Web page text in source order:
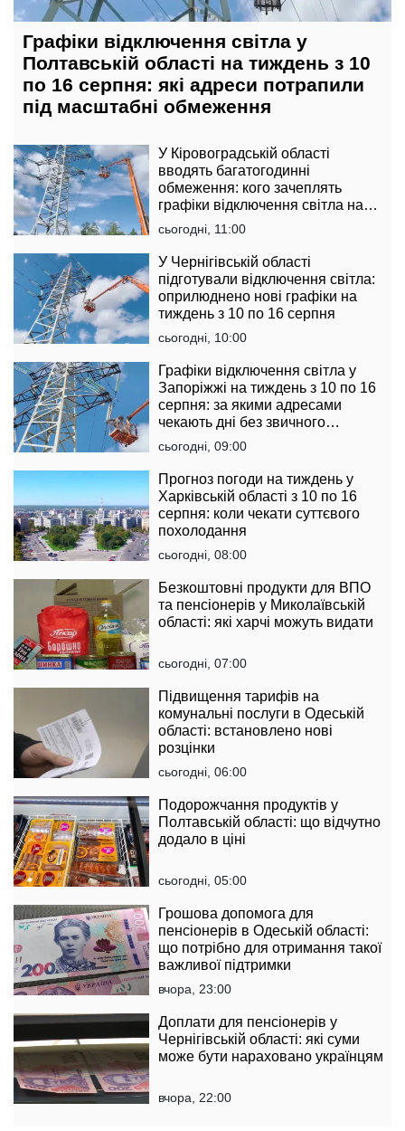
Графіки відключення світла у
Полтавській області на тиждень з 10
по 16 серпня: які адреси потрапили
під масштабні обмеження
У Кіровоградській області
вводять багатогодинні
обмеження: кого зачеплять
графіки відключення світла на
тиждень з 10 по 16 серпня
сьогодні, 11:00
У Чернігівській області
підготували відключення світла:
оприлюднено нові графіки на
тиждень з 10 по 16 серпня
сьогодні, 10:00
Графіки відключення світла у
Запоріжжі на тиждень з 10 по 16
серпня: за якими адресами
чекають дні без звичного
комфорту
сьогодні, 09:00
Прогноз погоди на тиждень у
Харківській області з 10 по 16
серпня: коли чекати суттєвого
похолодання
сьогодні, 08:00
Безкоштовні продукти для ВПО
та пенсіонерів у Миколаївській
області: які харчі можуть видати
сьогодні, 07:00
Підвищення тарифів на
комунальні послуги в Одеській
області: встановлено нові
розцінки
сьогодні, 06:00
Подорожчання продуктів у
Полтавській області: що відчутно
додало в ціні
сьогодні, 05:00
Грошова допомога для
пенсіонерів в Одеській області:
що потрібно для отримання такої
важливої підтримки
вчора, 23:00
Доплати для пенсіонерів у
Чернігівській області: які суми
може бути нараховано українцям
вчора, 22:00